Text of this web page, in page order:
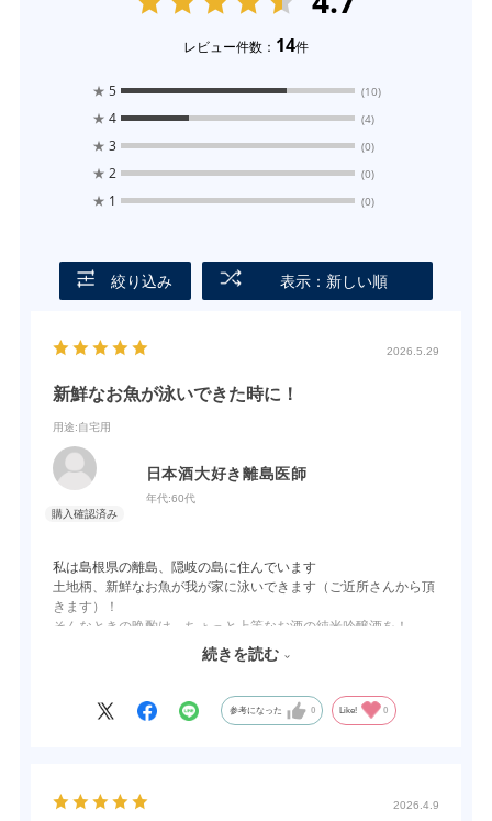
レビュー件数： 14件
★ 5 (10)
★ 4 (4)
★ 3 (0)
★ 2 (0)
★ 1 (0)
絞り込み 表示：新しい順
2026.5.29
新鮮なお魚が泳いできた時に！
用途:自宅用
日本酒大好き離島医師
年代:60代
私は島根県の離島、隠岐の島に住んでいます
土地柄、新鮮なお魚が我が家に泳いできます（ご近所さんから頂
きます）！
そんなときの晩酌は、ちょっと上等なお酒の純米吟醸酒を！
梅乃宿の純米吟醸酒は、冷やしても、常温でも、ぬる燗にして
続きを読む
参考になった 0 Like! 0
2026.4.9